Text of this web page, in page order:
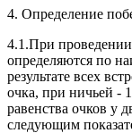
4. Определение
4.1.При
определяются по
результате всех
очка, при ничьей -
равенства очков у
следующим